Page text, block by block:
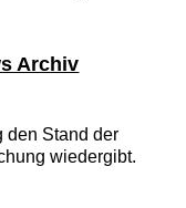
Archiv
den Stand der
wiedergibt.